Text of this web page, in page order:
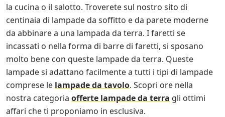
la cucina o il salotto. Troverete sul nostro sito di
centinaia di lampade da soffitto e da parete moderne
da abbinare a una lampada da terra. I faretti se
incassati o nella forma di barre di faretti, si sposano
molto bene con queste lampade da terra. Queste
lampade si adattano facilmente a tutti i tipi di lampade
comprese le lampade da tavolo. Scopri ore nella
nostra categoria offerte lampade da terra gli ottimi
affari che ti proponiamo in esclusiva.